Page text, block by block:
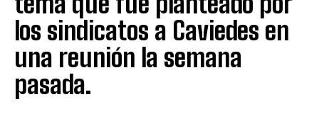
los sindicatos a Caviedes en
una reunión la semana
pasada.